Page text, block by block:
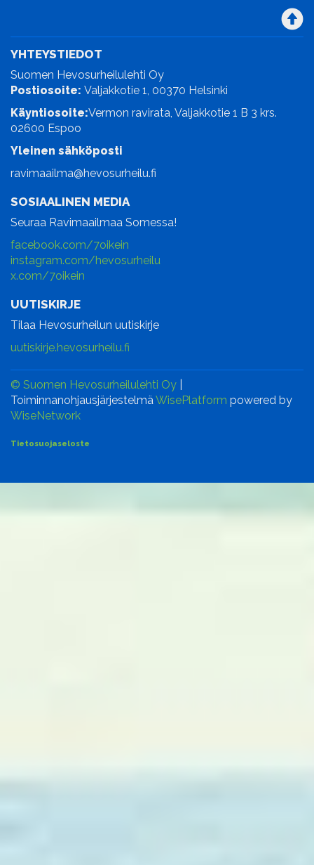
YHTEYSTIEDOT
Suomen Hevosurheilulehti Oy
Postiosoite: Valjakkotie 1, 00370 Helsinki
Käyntiosoite:Vermon ravirata, Valjakkotie 1 B 3 krs.
02600 Espoo
Yleinen sähköposti
ravimaailma@hevosurheilu.fi
SOSIAALINEN MEDIA
Seuraa Ravimaailmaa Somessa!
facebook.com/7oikein
instagram.com/hevosurheilu
x.com/7oikein
UUTISKIRJE
Tilaa Hevosurheilun uutiskirje
uutiskirje.hevosurheilu.fi
© Suomen Hevosurheilulehti Oy
ToiminnanohjausjärjestelmäWisePlatform powered by
WiseNetwork
Tietosuojaseloste